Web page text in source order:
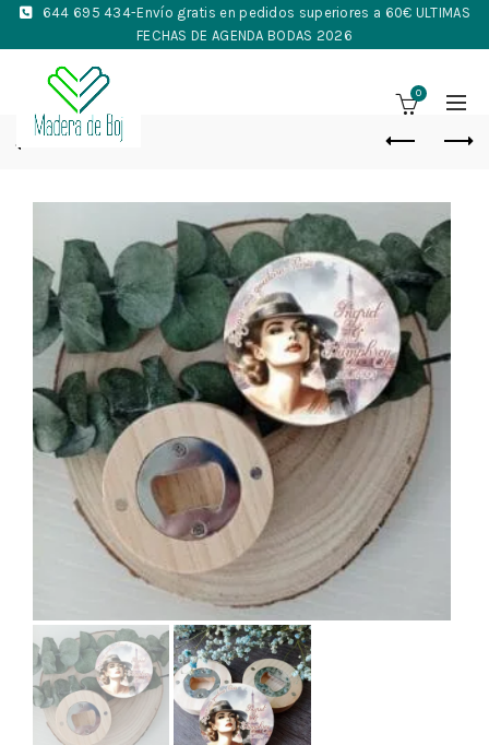
644 695 434-Envío gratis en pedidos superiores a 60€ ULTIMAS
FECHAS DE AGENDA BODAS 2026
0